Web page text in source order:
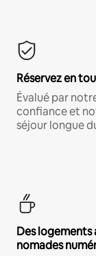
Réservez en
Évalué par
confiance et
séjour longue
Des logements
nomades